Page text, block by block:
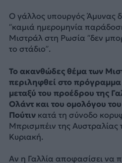
Ο γάλλος υπουργός Άμυνας
“καμιά ημερομηνία
Μιστράλ στη Ρωσία “δεν
το στάδιο”.
Το ακανθώδες θέμα των
περιληφθεί στο
μεταξύ του προέδρου της
Ολάντ και του ομολόγου
Πούτιν κατά τη σύνοδο
Μπρισμπέιν της Αυστραλίας
Κυριακή.
Αν η Γαλλία αποφασίσει να